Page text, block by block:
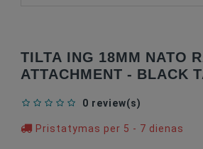
TILTA ING 18MM NATO
ATTACHMENT - BLACK
0 review(s)
Pristatymas per 5 - 7 dienas